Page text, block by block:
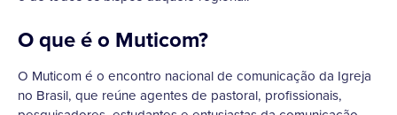
O que é o Muticom?
O Muticom é o encontro nacional de comunicação da Igreja
no Brasil, que reúne agentes de pastoral, profissionais,